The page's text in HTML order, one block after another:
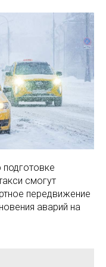
смогут
передвижение
аварий на